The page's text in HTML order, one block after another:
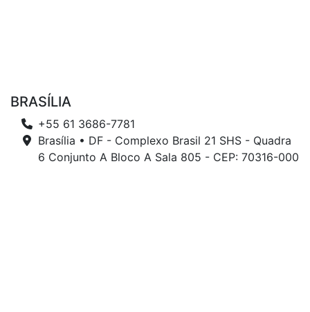
BRASÍLIA
+55 61 3686-7781
Brasília • DF - Complexo Brasil 21 SHS - Quadra
6 Conjunto A Bloco A Sala 805 - CEP: 70316-000